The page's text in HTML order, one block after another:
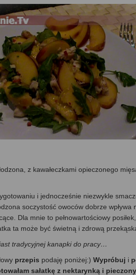
z kawałeczkami opieczonego
i jednocześnie niezwykle
soczystość owoców dobrze
Dla mnie to pełnowartościowy
ta może być świetną i zdrową
tradycyjnej kanapki do pracy…
przepis podaję poniżej:) Wypróbuj i
sałatkę z nektarynką i